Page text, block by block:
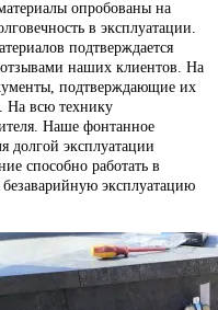
опробованы на
в эксплуатации.
подтверждается
наших клиентов. На
подтверждающие их
На всю технику
Наше фонтанное
долгой эксплуатации
способно работать в
эксплуатацию